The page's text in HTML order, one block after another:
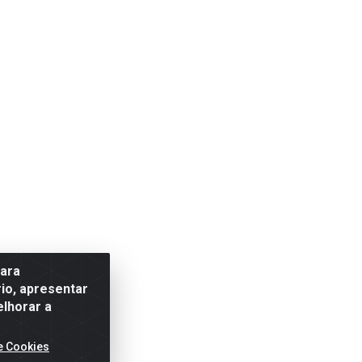
apresentar
a
Cookies